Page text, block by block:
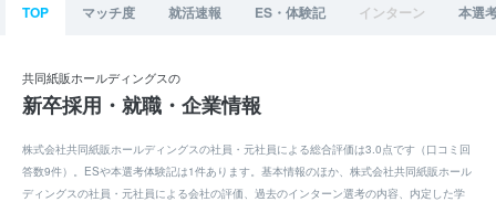
TOP マッチ度 就活速報 ES・体験記 インターン 本選
共同紙販ホールディングスの
新卒採用・就職・企業情報
株式会社共同紙販ホールディングスの社員・元社員による総合評価は3.0点です（口コミ回
答数9件）。ESや本選考体験記は1件あります。基本情報のほか、株式会社共同紙販ホール
ディングスの社員・元社員による会社の評価、過去のインターン選考の内容、内定した学